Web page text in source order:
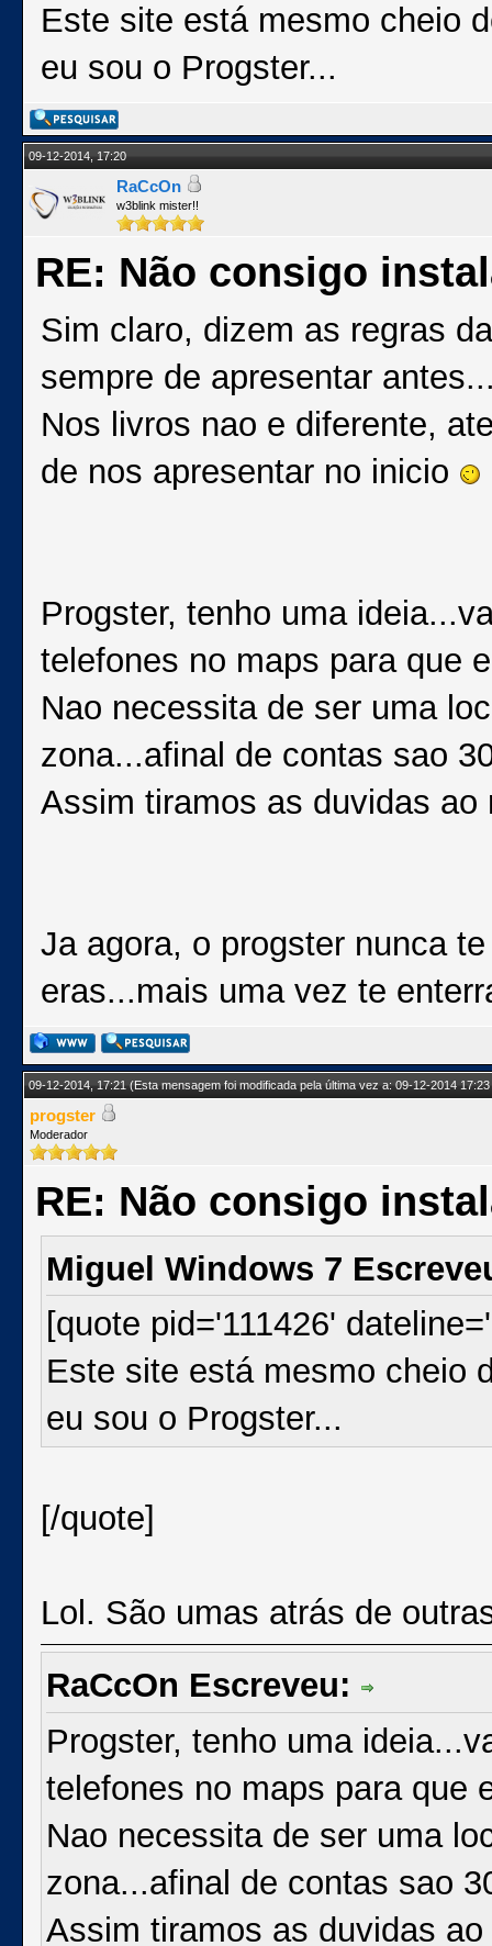
Este site está mesmo cheio
eu sou o Progster...
09-12-2014, 17:20
RaCcOn
w3blink mister!!
RE: Não consigo
Sim claro, dizem as regras
sempre de apresentar
Nos livros nao e diferente,
de nos apresentar no inicio
Progster, tenho uma
telefones no maps para que
Nao necessita de ser uma
zona...afinal de contas sao
Assim tiramos as duvidas ao
Ja agora, o progster nunca
eras...mais uma vez te
09-12-2014, 17:21(Esta mensagem foi modificada pela última vez a: 09-12-2014
progster
Moderador
RE: Não consigo
Miguel Windows 7
[quote pid='111426'
Este site está mesmo cheio
eu sou o Progster...
[/quote]
Lol. São umas atrás de
RaCcOn Escreveu:
Progster, tenho uma
telefones no maps para que
Nao necessita de ser uma
zona...afinal de contas sao
Assim tiramos as duvidas ao